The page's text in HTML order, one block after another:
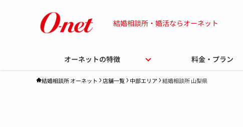
結婚相談所・婚活ならオーネット
オーネットの特徴 料金・プラン
結婚相談所 オーネット 店舗一覧 中部エリア 結婚相談所 山梨県